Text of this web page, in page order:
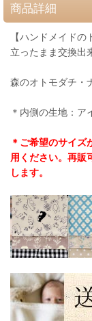
商品詳細
【ハンドメイドの
立ったまま交換出
森のオトモダチ・
＊内側の生地：ア
＊ご希望のサイ
用ください。再販
します。